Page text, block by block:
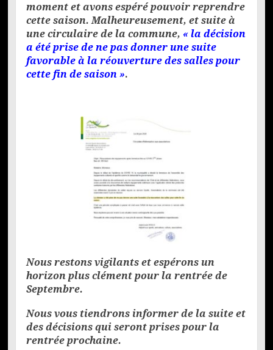
moment et avons espéré pouvoir reprendre
cette saison. Malheureusement, et suite à
une circulaire de la commune, «la décision
a été prise de ne pas donner une suite
favorable à la réouverture des salles pour
cette fin de saison ».
Nous restons vigilants et espérons un
horizon plus clément pour la rentrée de
Septembre.
Nous vous tiendrons informer de la suite et
des décisions qui seront prises pour la
rentrée prochaine.